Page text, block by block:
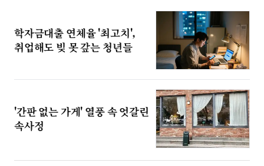
학자금대출 연체율 '최고치',
취업해도 빚 못 갚는 청년들
'간판 없는 가게' 열풍 속 엇갈린
속사정